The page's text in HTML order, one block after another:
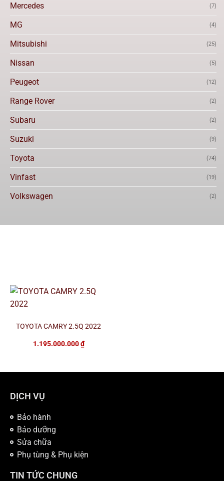
Mercedes (7)
MG (4)
Mitsubishi (25)
Nissan (5)
Peugeot (12)
Range Rover (2)
Subaru (2)
Suzuki (9)
Toyota (74)
Vinfast (19)
Volkswagen (2)
TOYOTA CAMRY 2.5Q 2022
1.195.000.000₫
DỊCH VỤ
Bảo hành
Bảo dưỡng
Sửa chữa
Phụ tùng & Phụ kiện
TIN TỨC CHUNG